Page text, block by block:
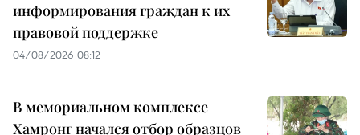
информирования граждан к их
правовой поддержке
04/08/2026 08:12
В мемориальном комплексе
Хамронг начался отбор образцов